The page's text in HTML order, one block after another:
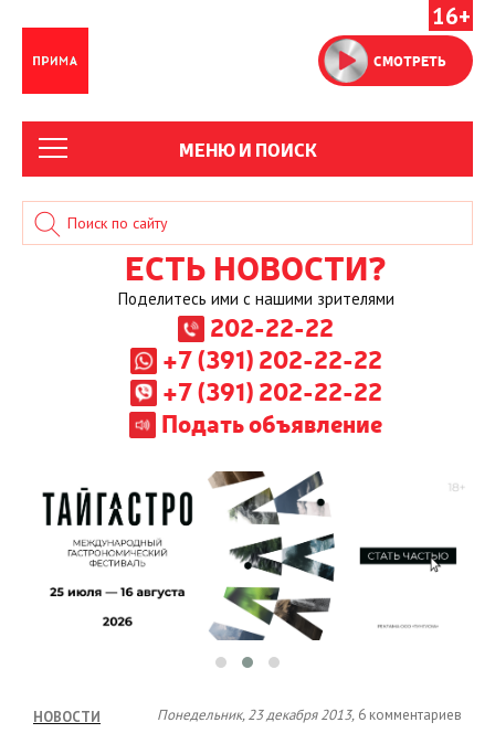
16+
СМОТРЕТЬ
МЕНЮ И ПОИСК
ЕСТЬ НОВОСТИ?
Поделитесь ими с нашими зрителями
202-22-22
+7 (391) 202-22-22
+7 (391) 202-22-22
Подать объявление
НОВОСТИ Понедельник, 23 декабря 2013, 6 комментариев